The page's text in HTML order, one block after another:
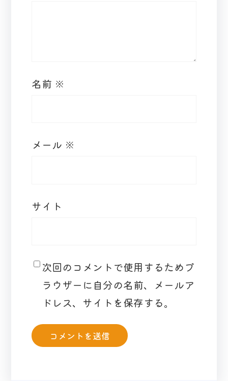
名前 ※
メール ※
サイト
次回のコメントで使用するためブ
ラウザーに自分の名前、メールア
ドレス、サイトを保存する。